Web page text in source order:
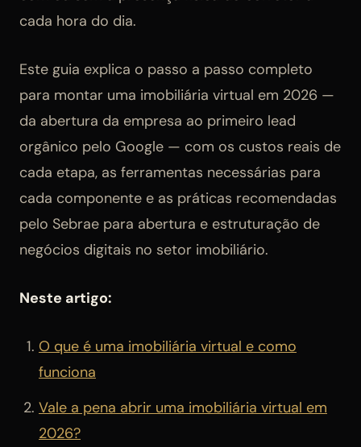
cada hora do dia.
Este guia explica o passo a passo completo
para montar uma imobiliária virtual em 2026 —
da abertura da empresa ao primeiro lead
orgânico pelo Google — com os custos reais de
cada etapa, as ferramentas necessárias para
cada componente e as práticas recomendadas
pelo Sebrae para abertura e estruturação de
negócios digitais no setor imobiliário.
Neste artigo:
O que é uma imobiliária virtual e como
funciona
Vale a pena abrir uma imobiliária virtual em
2026?